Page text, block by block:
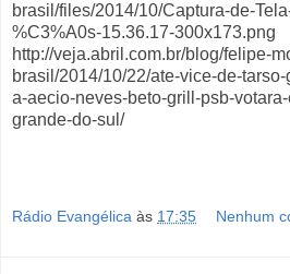
brasil/files/2014/10/Captura-de-
%C3%A0s-15.36.17-300x173.png
http://veja.abril.com.br/blog/felipe-
brasil/2014/10/22/ate-vice-de-
a-aecio-neves-beto-grill-psb-
grande-do-sul/
Rádio Evangélica às 17:35 Nenhum